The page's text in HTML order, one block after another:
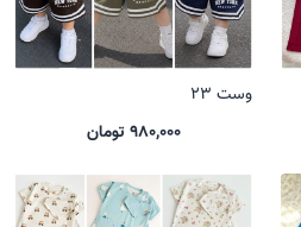
وست 23
980,000 تومان